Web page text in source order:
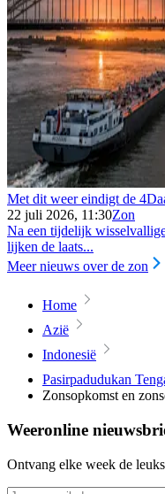
Met dit weer eindigt de
22 juli 2026, 11:30Zon
Na een tijdelijk
lijken de laats...
Meer nieuws over de zon
Home
Azië
Indonesië
Pasirpadudukan
Zonsopkomst en
Weeronline
Ontvang elke week de